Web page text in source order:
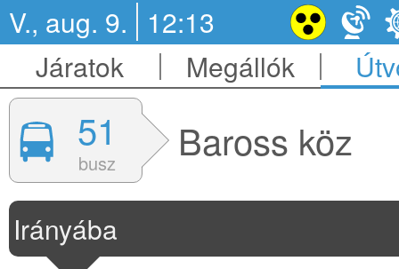
V., aug. 9.
12:13
Járatok
Megállók
51
busz Baross köz
Irányába